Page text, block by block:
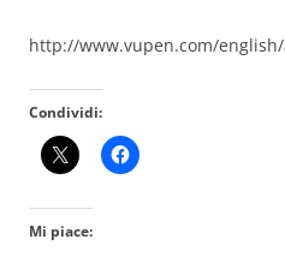
http://www.vupen.com/
Condividi:
Mi piace: